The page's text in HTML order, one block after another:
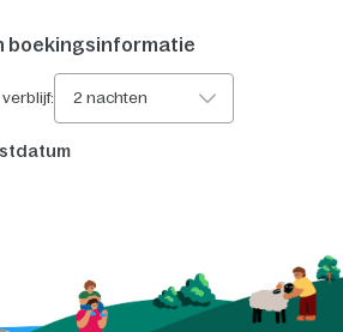
boekingsinformatie
2 nachten